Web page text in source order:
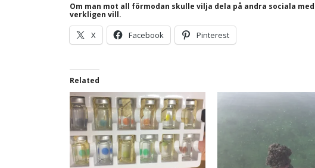
Om man mot all förmodan skulle vilja dela på andra sociala
verkligen vill.
X Facebook Pinterest
Related